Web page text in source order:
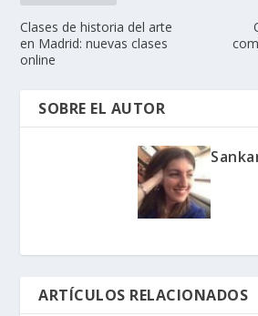
Clases de historia del arte
en Madrid: nuevas clases
online
SOBRE EL AUTOR
ARTÍCULOS RELACIONADOS